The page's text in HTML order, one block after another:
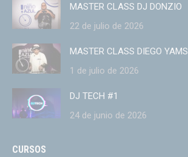
MASTER CLASS DJ DONZIO
22 de julio de 2026
MASTER CLASS DIEGO YAMS
1 de julio de 2026
DJ TECH #1
24 de junio de 2026
CURSOS